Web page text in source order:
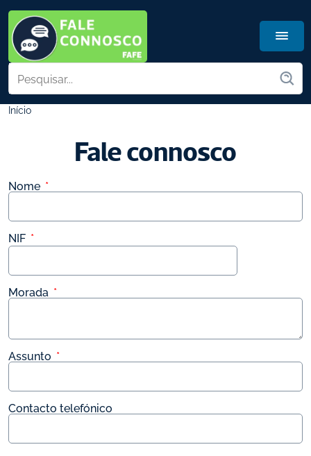
Início
Fale connosco
Nome *
NIF *
Morada *
Assunto *
Contacto telefónico